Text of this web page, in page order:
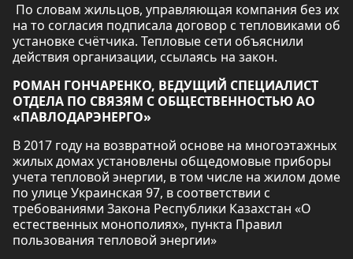
По словам жильцов, управляющая компания без их
на то согласия подписала договор с тепловиками об
установке счётчика. Тепловые сети объяснили
действия организации, ссылаясь на закон.
РОМАН ГОНЧАРЕНКО, ВЕДУЩИЙ СПЕЦИАЛИСТ
ОТДЕЛА ПО СВЯЗЯМ С ОБЩЕСТВЕННОСТЬЮ АО
«ПАВЛОДАРЭНЕРГО»
В 2017 году на возвратной основе на многоэтажных
жилых домах установлены общедомовые приборы
учета тепловой энергии, в том числе на жилом доме
по улице Украинская 97, в соответствии с
требованиями Закона Республики Казахстан «О
естественных монополиях», пункта Правил
пользования тепловой энергии»